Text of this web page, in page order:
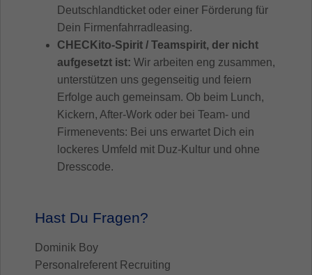
Deutschlandticket oder einer Förderung für
Dein Firmenfahrradleasing.
CHECKito-Spirit / Teamspirit, der nicht
aufgesetzt ist: Wir arbeiten eng zusammen,
unterstützen uns gegenseitig und feiern
Erfolge auch gemeinsam. Ob beim Lunch,
Kickern, After-Work oder bei Team- und
Firmenevents: Bei uns erwartet Dich ein
lockeres Umfeld mit Duz-Kultur und ohne
Dresscode.
Hast Du Fragen?
Dominik Boy
Personalreferent Recruiting